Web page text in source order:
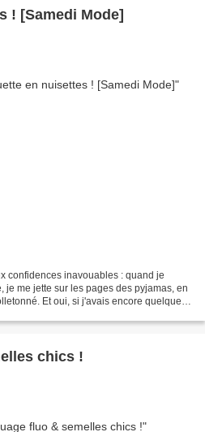
! [Samedi Mode]
confidences inavouables : quand je
me jette sur les pages des pyjamas, en
Et oui, si j'avais encore quelques
chics !